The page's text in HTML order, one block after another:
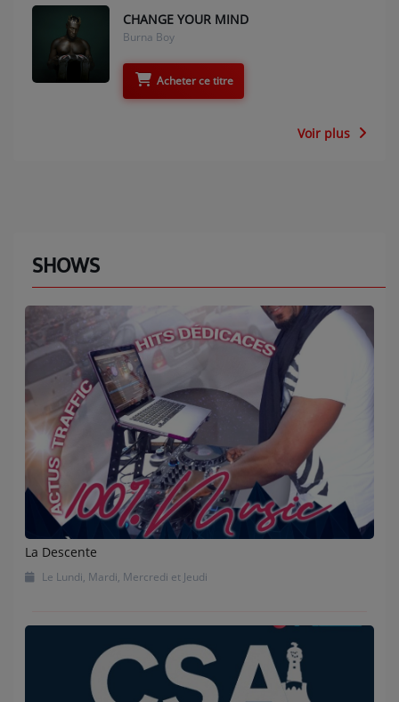
CHANGE YOUR MIND
Burna Boy
Acheter ce titre
Voir plus
SHOWS
La Descente
Le Lundi, Mardi, Mercredi et Jeudi